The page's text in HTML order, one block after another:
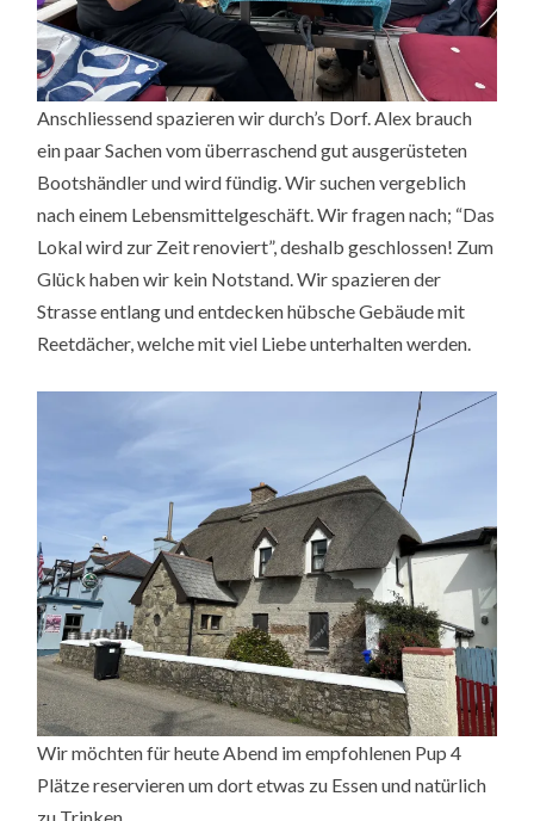
Anschliessend spazieren wir durch’s Dorf. Alex brauch
ein paar Sachen vom überraschend gut ausgerüsteten
Bootshändler und wird fündig. Wir suchen vergeblich
nach einem Lebensmittelgeschäft. Wir fragen nach; “Das
Lokal wird zur Zeit renoviert”, deshalb geschlossen! Zum
Glück haben wir kein Notstand. Wir spazieren der
Strasse entlang und entdecken hübsche Gebäude mit
Reetdächer, welche mit viel Liebe unterhalten werden.
Wir möchten für heute Abend im empfohlenen Pup 4
Plätze reservieren um dort etwas zu Essen und natürlich